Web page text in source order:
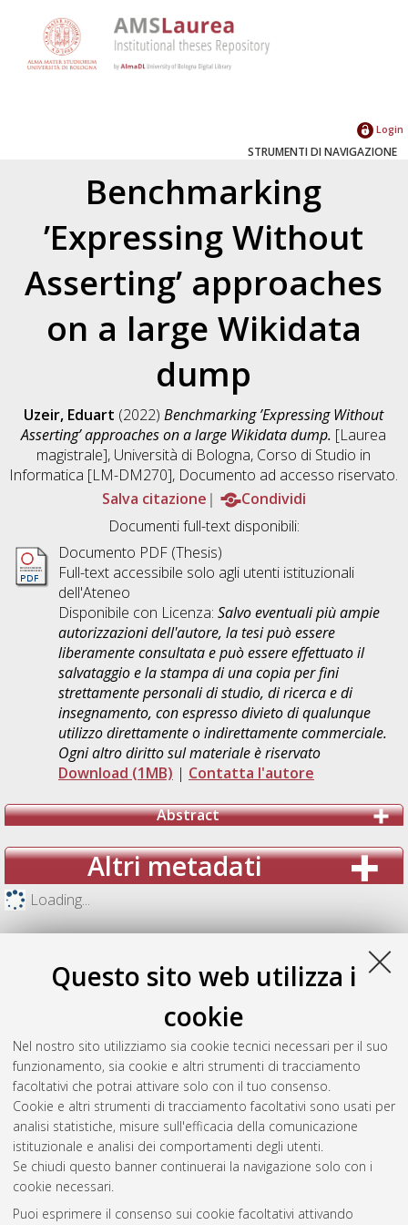
Questo sito web utilizza i
cookie
Nel nostro sito utilizziamo sia cookie tecnici necessari per il suo
funzionamento, sia cookie e altri strumenti di tracciamento
facoltativi che potrai attivare solo con il tuo consenso.
Cookie e altri strumenti di tracciamento facoltativi sono usati per
analisi statistiche, misure sull'efficacia della comunicazione
istituzionale e analisi dei comportamenti degli utenti.
Se chiudi questo banner continuerai la navigazione solo con i
cookie necessari.
Puoi esprimere il consenso sui cookie facoltativi attivando
Login
STRUMENTI DI NAVIGAZIONE
Benchmarking
’Expressing Without
Asserting’ approaches
on a large Wikidata
dump
Uzeir, Eduart (2022)Benchmarking ’Expressing Without
Asserting’ approaches on a large Wikidata dump. [Laurea
magistrale], Università di Bologna, Corso di Studio in
Informatica [LM-DM270], Documento ad accesso riservato.
Salva citazione
Condividi
Documenti full-text disponibili:
Documento PDF (Thesis)
Full-text accessibile solo agli utenti istituzionali
dell'Ateneo
Disponibile con Licenza: Salvo eventuali più ampie
autorizzazioni dell'autore, la tesi può essere
liberamente consultata e può essere effettuato il
salvataggio e la stampa di una copia per fini
strettamente personali di studio, di ricerca e di
insegnamento, con espresso divieto di qualunque
utilizzo direttamente o indirettamente commerciale.
Ogni altro diritto sul materiale è riservato
Download (1MB) | Contatta l'autore
Abstract
Altri metadati
Loading...
Gestione del documento:
Atom